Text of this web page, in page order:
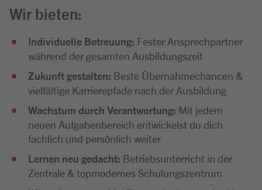
Wir bieten:
Individuelle Betreuung: Fester Ansprechpartner
während der gesamten Ausbildungszeit
Zukunft gestalten: Beste Übernahmechancen &
vielfältige Karrierepfade nach der Ausbildung
Wachstum durch Verantwortung: Mit jedem
neuen Aufgabenbereich entwickelst du dich
fachlich und persönlich weiter
Lernen neu gedacht: Betriebsunterricht in der
Zentrale & topmodernes Schulungszentrum